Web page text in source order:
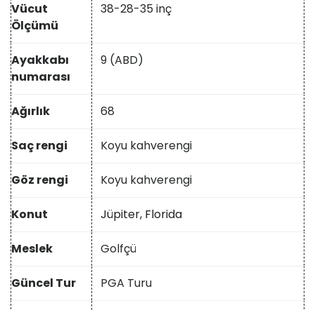
Vücut
Ölçümü
38-28-35 inç
Ayakkabı
numarası
9 (ABD)
Ağırlık 68
Saç rengi Koyu kahverengi
Göz rengi Koyu kahverengi
Konut Jüpiter, Florida
Meslek Golfçü
Güncel Tur PGA Turu